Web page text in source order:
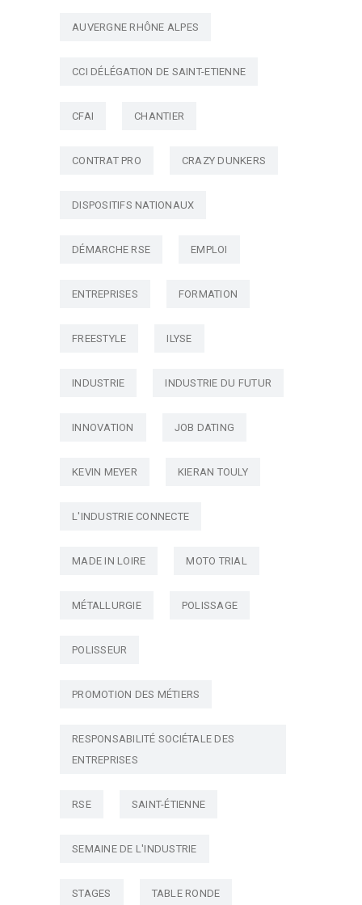
AUVERGNE RHÔNE ALPES
CCI DÉLÉGATION DE SAINT-ETIENNE
CFAI CHANTIER
CONTRAT PRO CRAZY DUNKERS
DISPOSITIFS NATIONAUX
DÉMARCHE RSE EMPLOI
ENTREPRISES FORMATION
FREESTYLE ILYSE
INDUSTRIE INDUSTRIE DU FUTUR
INNOVATION JOB DATING
KEVIN MEYER KIERAN TOULY
L'INDUSTRIE CONNECTE
MADE IN LOIRE MOTO TRIAL
MÉTALLURGIE POLISSAGE
POLISSEUR
PROMOTION DES MÉTIERS
RESPONSABILITÉ SOCIÉTALE DES
ENTREPRISES
RSE SAINT-ÉTIENNE
SEMAINE DE L'INDUSTRIE
STAGES TABLE RONDE